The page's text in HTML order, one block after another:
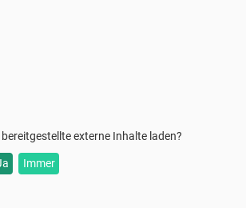
bereitgestellte externe Inhalte laden?
Immer